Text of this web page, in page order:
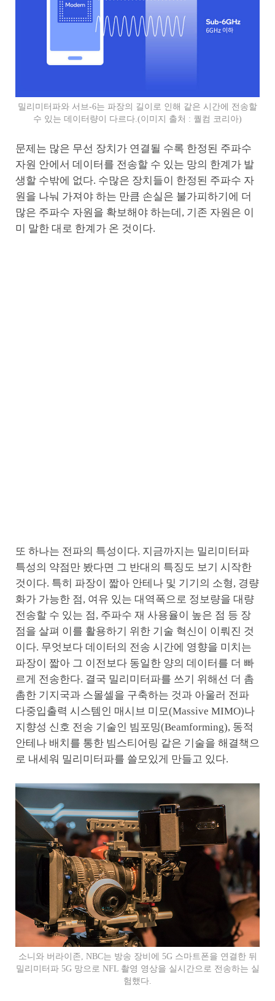
밀리미터파와 서브-6는 파장의 길이로 인해 같은 시간에 전송할
수 있는 데이터량이 다르다.(이미지 출처 : 퀄컴 코리아)
문제는 많은 무선 장치가 연결될 수록 한정된 주파수
자원 안에서 데이터를 전송할 수 있는 망의 한계가 발
생할 수밖에 없다. 수많은 장치들이 한정된 주파수 자
원을 나눠 가져야 하는 만큼 손실은 불가피하기에 더
많은 주파수 자원을 확보해야 하는데, 기존 자원은 이
미 말한 대로 한계가 온 것이다.
또 하나는 전파의 특성이다. 지금까지는 밀리미터파
특성의 약점만 봤다면 그 반대의 특징도 보기 시작한
것이다. 특히 파장이 짧아 안테나 및 기기의 소형, 경량
화가 가능한 점, 여유 있는 대역폭으로 정보량을 대량
전송할 수 있는 점, 주파수 재 사용율이 높은 점 등 장
점을 살펴 이를 활용하기 위한 기술 혁신이 이뤄진 것
이다. 무엇보다 데이터의 전송 시간에 영향을 미치는
파장이 짧아 그 이전보다 동일한 양의 데이터를 더 빠
르게 전송한다. 결국 밀리미터파를 쓰기 위해선 더 촘
촘한 기지국과 스몰셀을 구축하는 것과 아울러 전파
다중입출력 시스템인 매시브 미모(Massive MIMO)나
지향성 신호 전송 기술인 빔포밍(Beamforming), 동적
안테나 배치를 통한 빔스티어링 같은 기술을 해결책으
로 내세워 밀리미터파를 쓸모있게 만들고 있다.
소니와 버라이존, NBC는 방송 장비에 5G 스마트폰을 연결한 뒤
밀리미터파 5G 망으로 NFL 촬영 영상을 실시간으로 전송하는 실
험했다.